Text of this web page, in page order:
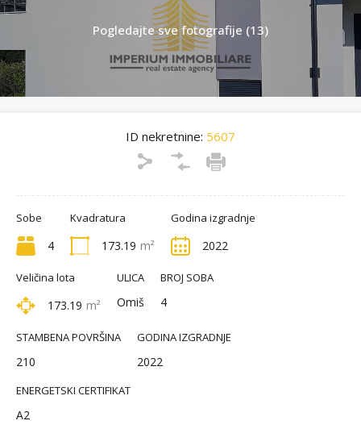
Pogledajte sve fotografije (13)
ID nekretnine: 5607
Sobe
4
Kvadratura
173.19 m²
Godina izgradnje
2022
Veličina lota
173.19 m²
ULICA
Omiš
BROJ SOBA
4
STAMBENA POVRŠINA
210
GODINA IZGRADNJE
2022
ENERGETSKI CERTIFIKAT
A2